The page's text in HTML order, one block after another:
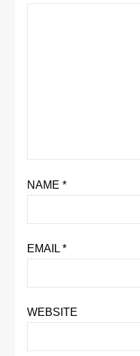
NAME *
EMAIL *
WEBSITE